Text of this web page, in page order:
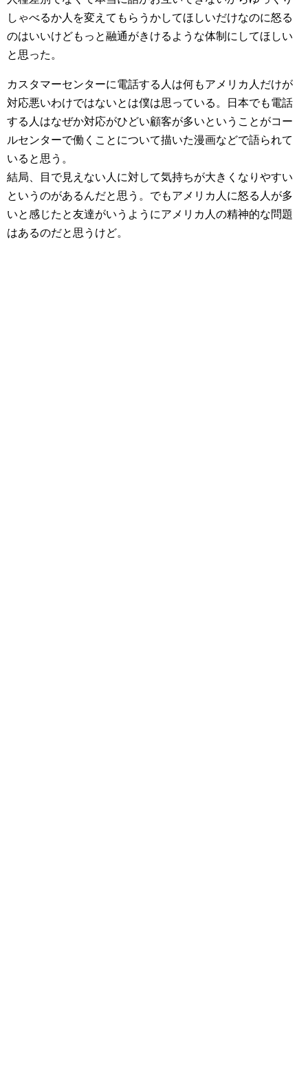
しゃべるか人を変えてもらうかしてほしいだけなのに怒る
のはいいけどもっと融通がきけるような体制にしてほしい
と思った。
カスタマーセンターに電話する人は何もアメリカ人だけが
対応悪いわけではないとは僕は思っている。日本でも電話
する人はなぜか対応がひどい顧客が多いということがコー
ルセンターで働くことについて描いた漫画などで語られて
いると思う。
結局、目で見えない人に対して気持ちが大きくなりやすい
というのがあるんだと思う。でもアメリカ人に怒る人が多
いと感じたと友達がいうようにアメリカ人の精神的な問題
はあるのだと思うけど。